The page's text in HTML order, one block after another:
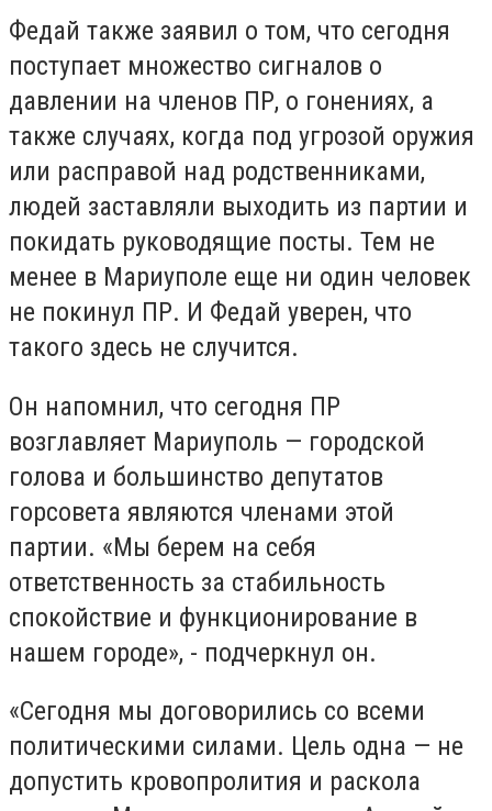
Федай также заявил о том, что сегодня
поступает множество сигналов о
давлении на членов ПР, о гонениях, а
также случаях, когда под угрозой оружия
или расправой над родственниками,
людей заставляли выходить из партии и
покидать руководящие посты. Тем не
менее в Мариуполе еще ни один человек
не покинул ПР. И Федай уверен, что
такого здесь не случится.
Он напомнил, что сегодня ПР
возглавляет Мариуполь — городской
голова и большинство депутатов
горсовета являются членами этой
партии. «Мы берем на себя
ответственность за стабильность
спокойствие и функционирование в
нашем городе», - подчеркнул он.
«Сегодня мы договорились со всеми
политическими силами. Цель одна — не
допустить кровопролития и раскола